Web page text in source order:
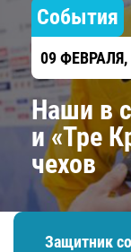
События
09 ФЕВРАЛЯ,
Наши в
и «Тре
чехов
Защитник